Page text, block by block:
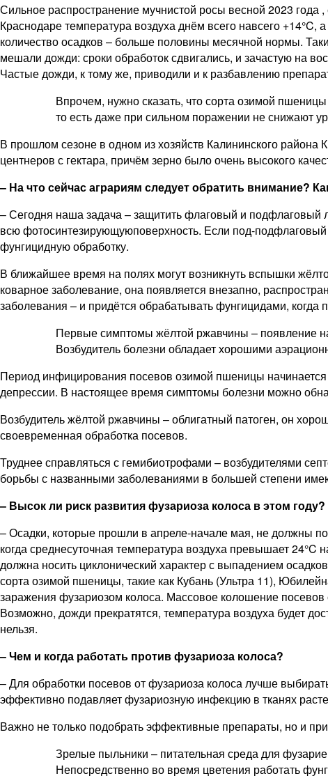
Сильное распространение мучнистой росы весной 2023
Краснодаре температура воздуха днём всего навсего
количество осадков – больше половины месячной нормы.
мешали дожди: сроки обработок сдвигались, и зачастую на
Частые дожди, к тому же, приводили и к разбавлению
Впрочем, нужно сказать, что сорта озимой
то есть даже при сильном поражении не снижают
В прошлом сезоне в одном из хозяйств Калининского
центнеров с гектара, причём зерно было очень высокого
– На что сейчас аграриям следует обратить внимание?
– Сегодня наша задача – защитить флаговый и
всю фотосинтезирующуюповерхность. Если под-
фунгицидную обработку.
В ближайшее время на полях могут возникнуть вспышки
коварное заболевание, она появляется внезапно,
заболевания – и придётся обрабатывать фунгицидами, когда
Первые симптомы жёлтой ржавчины – появление
Возбудитель болезни обладает хорошими
Период инфицирования посевов озимой пшеницы начинается
депрессии. В настоящее время симптомы болезни можно
Возбудитель жёлтой ржавчины – облигатный патоген, он
своевременная обработка посевов.
Труднее справляться с гемибиотрофами – возбудителями
борьбы с названными заболеваниями в большей степени
– Высок ли риск развития фузариоза колоса в этом году?
– Осадки, которые прошли в апреле-начале мая, не должны
когда среднесуточная температура воздуха превышает
должна носить циклонический характер с выпадением
сорта озимой пшеницы, такие как Кубань (Ультра 11),
заражения фузариозом колоса. Массовое колошение
Возможно, дожди прекратятся, температура воздуха будет
нельзя.
– Чем и когда работать против фузариоза колоса?
– Для обработки посевов от фузариоза колоса лучше
эффективно подавляет фузариозную инфекцию в тканях
Важно не только подобрать эффективные препараты, но и
Зрелые пыльники – питательная среда для
Непосредственно во время цветения работать